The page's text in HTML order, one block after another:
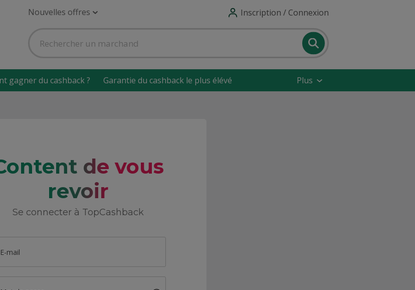
Nouvelles offres Inscription / Connexion
gagner du cashback ? Garantie du cashback le plus élévé Plus
de vous
revoir
Se connecter à TopCashback
E-mail